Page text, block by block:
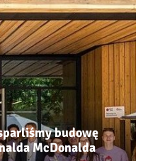
budowę
McDonalda